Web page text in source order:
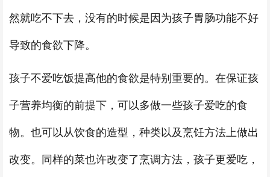
然就吃不下去，没有的时候是因为孩子胃肠功能不好
导致的食欲下降。
孩子不爱吃饭提高他的食欲是特别重要的。在保证孩
子营养均衡的前提下，可以多做一些孩子爱吃的食
物。也可以从饮食的造型，种类以及烹饪方法上做出
改变。同样的菜也许改变了烹调方法，孩子更爱吃，